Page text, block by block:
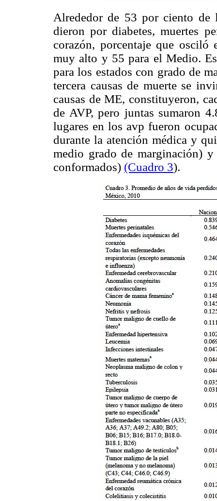
Alrededor de 53 por ciento de
dieron por diabetes, muertes
corazón, porcentaje que
muy alto y 55 para el Medio.
para los estados con grado de
tercera causas de muerte se
causas de ME, constituyeron,
de AVP, pero juntas sumaron
lugares en los avp fueron
durante la atención médica y
medio grado de marginación)
conformados) (Cuadro 3).